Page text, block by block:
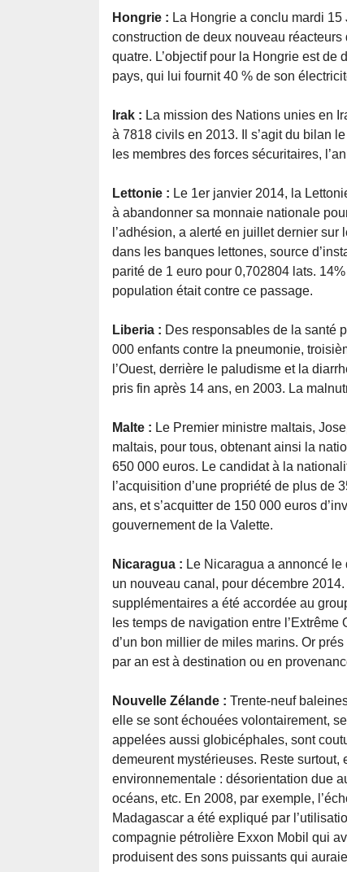
Hongrie : La Hongrie a conclu mardi
construction de deux nouveau
quatre. L’objectif pour la Hongrie est
pays, qui lui fournit 40 % de son
Irak : La mission des Nations unies en
à 7818 civils en 2013. Il s’agit du bilan
les membres des forces sécuritaires,
Lettonie : Le 1er janvier 2014, la
à abandonner sa monnaie nationale
l’adhésion, a alerté en juillet dernier
dans les banques lettones, source
parité de 1 euro pour 0,702804 lats.
population était contre ce passage.
Liberia : Des responsables de la santé
000 enfants contre la pneumonie,
l’Ouest, derrière le paludisme et la
pris fin après 14 ans, en 2003. La
Malte : Le Premier ministre maltais,
maltais, pour tous, obtenant ainsi la
650 000 euros. Le candidat à la
l’acquisition d’une propriété de plus
ans, et s’acquitter de 150 000 euros
gouvernement de la Valette.
Nicaragua : Le Nicaragua a annoncé
un nouveau canal, pour décembre
supplémentaires a été accordée au
les temps de navigation entre
d’un bon millier de miles marins. Or
par an est à destination ou en
Nouvelle Zélande : Trente-neuf
elle se sont échouées volontairement,
appelées aussi globicéphales, sont
demeurent mystérieuses. Reste surtout,
environnementale : désorientation due
océans, etc. En 2008, par exemple,
Madagascar a été expliqué par
compagnie pétrolière Exxon Mobil qui
produisent des sons puissants qui